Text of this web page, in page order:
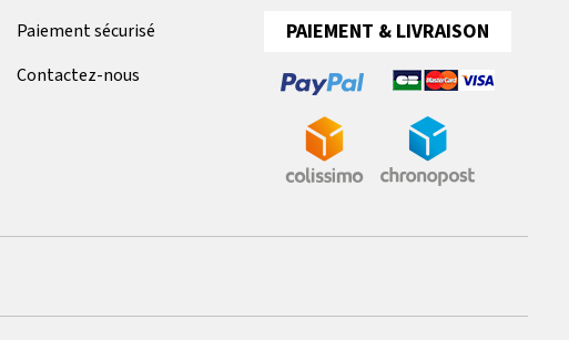
Paiement sécurisé
Contactez-nous
PAIEMENT & LIVRAISON